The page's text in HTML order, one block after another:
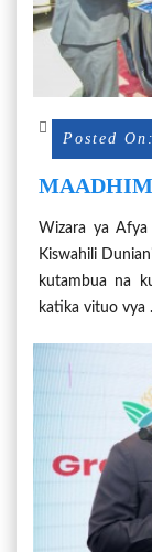
Posted
Wizara ya Afya
Kiswahili
kutambua na
katika vituo vya